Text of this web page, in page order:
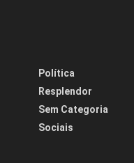
Política
Resplendor
Sem Categoria
Sociais